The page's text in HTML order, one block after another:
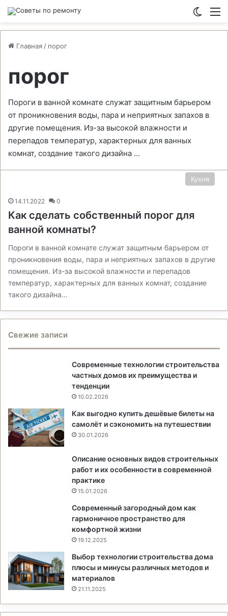
Главная / порог
порог
Пороги в ванной комнате служат защитным барьером
от проникновения воды, пара и неприятных запахов в
другие помещения. Из-за высокой влажности и
перепадов температур, характерных для ванных
комнат, создание такого дизайна …
Кухня
14.11.2022 0
Как сделать собственный порог для
ванной комнаты?
Пороги в ванной комнате служат защитным барьером от
проникновения воды, пара и неприятных запахов в другие
помещения. Из-за высокой влажности и перепадов
температур, характерных для ванных комнат, создание
такого дизайна…
Свежие записи
Современные технологии строительства
частных домов их преимущества и
тенденции
10.02.2026
Как выгодно купить дешёвые билеты на
самолёт и сэкономить на путешествии
30.01.2026
Описание основных видов строительных
работ и их особенности в современной
практике
15.01.2026
Современный загородный дом как
гармоничное пространство для
комфортной жизни
19.12.2025
Выбор технологии строительства дома
плюсы и минусы различных методов и
материалов
21.11.2025